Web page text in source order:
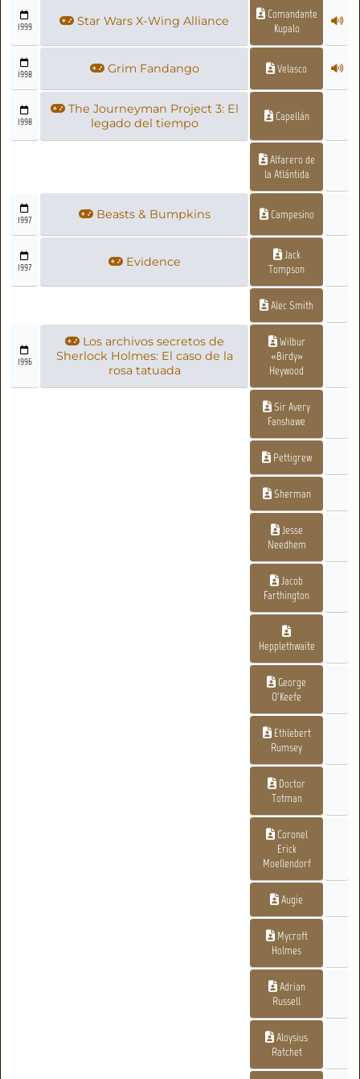
1999 Star Wars X-Wing Alliance
Comandante
Kupalo
1998 Grim Fandango Velasco
1998
The Journeyman Project 3: El
legado del tiempo
Capellán
Alfarero de
la Atlántida
1997 Beasts & Bumpkins Campesino
1997 Evidence
Jack
Tompson
Alec Smith
1996
Los archivos secretos de
Sherlock Holmes: El caso de la
rosa tatuada
Wilbur
«Birdy»
Heywood
Sir Avery
Fanshawe
Pettigrew
Sherman
Jesse
Needhem
Jacob
Farthington
Hepplethwaite
George
O'Keefe
Ethlebert
Rumsey
Doctor
Totman
Coronel
Erick
Moellendorf
Augie
Mycroft
Holmes
Adrian
Russell
Aloysius
Ratchet